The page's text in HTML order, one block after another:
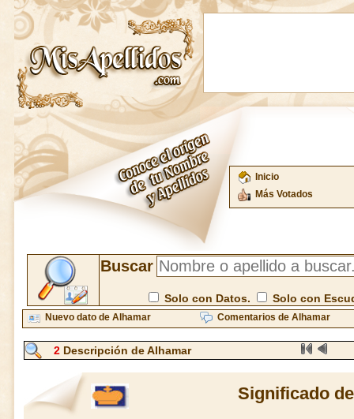
Inicio
Más Votados
Buscar
Solo con Datos. Solo con
Nuevo dato de Alhamar Comentarios de Alhamar
2Descripción de Alhamar
Significado